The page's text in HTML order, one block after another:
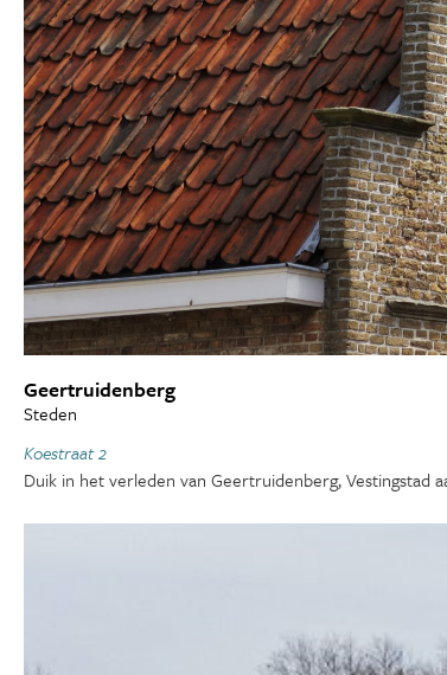
Geertruidenberg
Steden
Koestraat 2
Duik in het verleden van Geertruidenberg, Vestingstad